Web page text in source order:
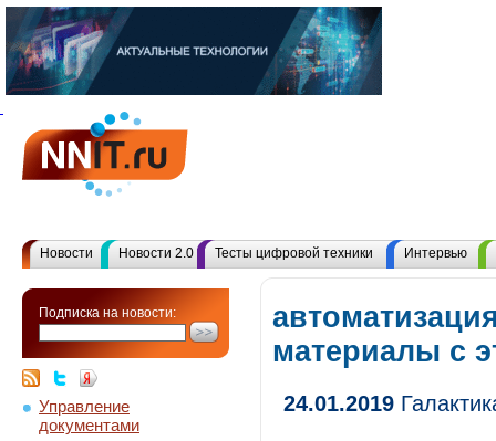
Новости Новости 2.0 Тесты цифровой техники Интервью
Подписка на новости:
Управление
документами
материалы с
24.01.2019